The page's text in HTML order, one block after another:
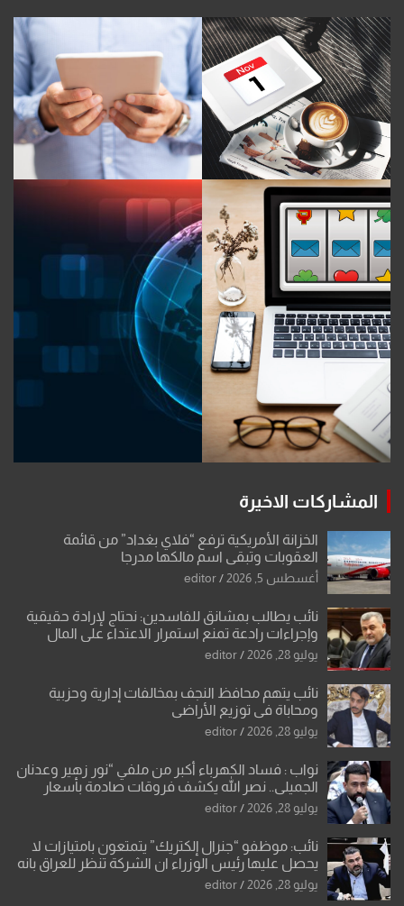
المشاركات الاخيرة
الخزانة الأمريكية ترفع “فلاي بغداد” من قائمة
العقوبات وتبقي اسم مالكها مدرجا
أغسطس 5, 2026 editor
نائب يطالب بمشانق للفاسدين: نحتاج لإرادة حقيقية
وإجراءات رادعة تمنع استمرار الاعتداء على المال
العام”.
يوليو 28, 2026 editor
نائب يتهم محافظ النجف بمخالفات إدارية وحزبية
ومحاباة في توزيع الأراضي
يوليو 28, 2026 editor
نواب : فساد الكهرباء أكبر من ملفي “نور زهير وعدنان
الجميلي.. نصر الله يكشف فروقات صادمة بأسعار
معدات الكهرباء وعقودها
يوليو 28, 2026 editor
نائب: موظفو “جنرال إلكتريك” يتمتعون بامتيازات لا
يحصل عليها رئيس الوزراء ان الشركة تنظر للعراق بانه
بلد ضعيف وتفرض شروطها
يوليو 28, 2026 editor